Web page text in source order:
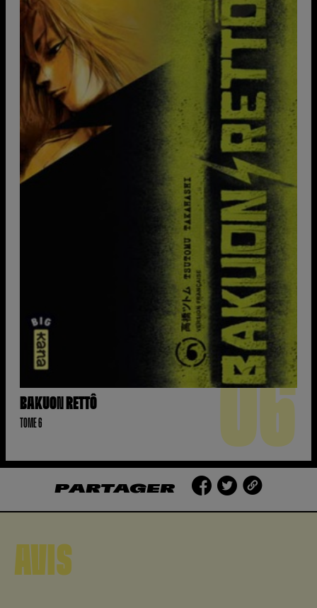
BAKUON RETTÔ
TOME 6 06
PARTAGER
AVIS